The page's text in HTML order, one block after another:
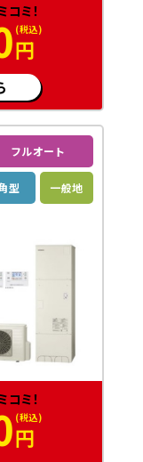
コミ！
円
フルオート
型 一般地
コミ！
円